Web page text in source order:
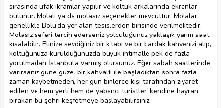
sırasında ufak ikramlar yapılır ve koltuk arkalarında ekranlar
bulunur. Molalı ya da molasız seçenekler mevcuttur. Molalar
genellikle Bolu’da yer alan tesislerden birisinde verilmektedir.
Molasız seferi tercih ederseniz yolculuğunuz yaklaşık yarım saat
kısalabilir. Elinize sevdiğiniz bir kitabı ve bir bardak kahvenizi alıp,
koltuğunuza kurulduğunuzda büyük ihtimalle pek de fazla
yorulmadan İstanbul’a varmış olursunuz. Eğer sabah saatlerinde
varırsanız güne güzel bir kahvaltı ile başladıktan sonra fazla
zaman kaybetmeden, her gün binlerce kişi tarafından ziyaret
edilen ve hem yerli hem de yabancı turistleri kendine hayran
bırakan bu şehri keşfetmeye başlayabilirsiniz.